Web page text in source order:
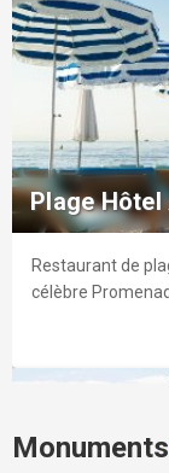
La
Le lieu de
plein coeur de
Club Flexx
Plage Hôtel
Restaurant de
célèbre
Monuments